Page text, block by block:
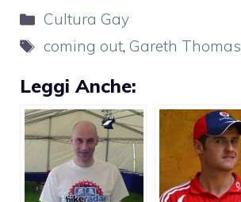
Categorie
Cultura Gay
Tag
coming out, Gareth Thomas
Leggi Anche: